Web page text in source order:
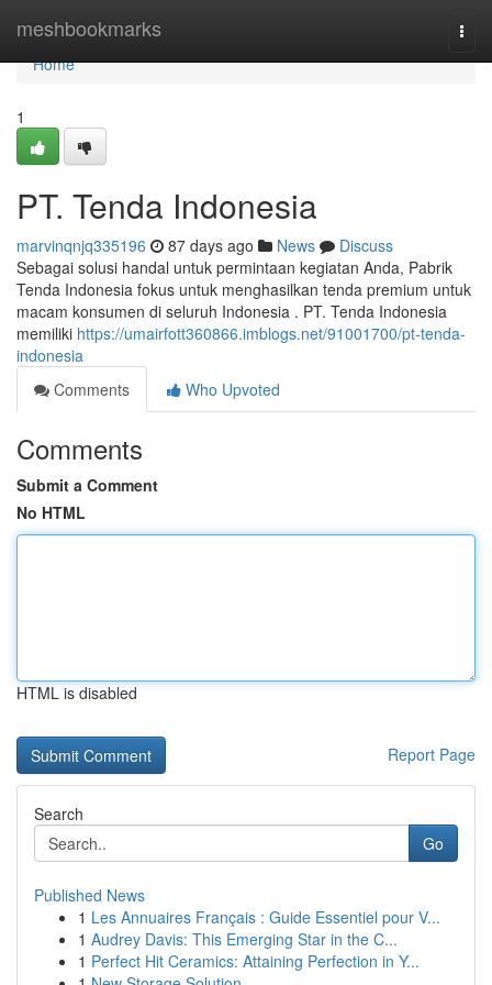
meshbookmarks
Home
Home
1
PT. Tenda Indonesia
marvinqnjq335196 87 days ago News
Discuss
Sebagai solusi handal untuk permintaan kegiatan Anda, Pabrik
Tenda Indonesia fokus untuk menghasilkan tenda premium untuk
macam konsumen di seluruh Indonesia . PT. Tenda Indonesia
memiliki https://umairfott360866.imblogs.net/91001700/pt-tenda-
indonesia
Comments
Who Upvoted
Comments
Submit a Comment
No HTML
HTML is disabled
Report Page
Search
Go
Published News
1 Les Annuaires Français : Guide Essentiel pour V...
1 Audrey Davis: This Emerging Star in the C...
1 Perfect Hit Ceramics: Attaining Perfection in Y...